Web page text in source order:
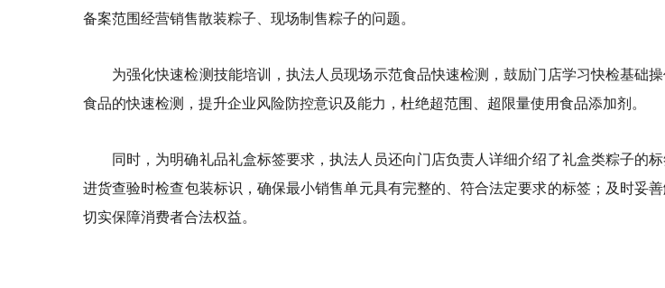
备案范围经营销售散装粽子、现场制售粽子的问题。
为强化快速检测技能培训，执法人员现场示范食品快速检测，鼓励门店学习快检基础
食品的快速检测，提升企业风险防控意识及能力，杜绝超范围、超限量使用食品添加剂。
同时，为明确礼品礼盒标签要求，执法人员还向门店负责人详细介绍了礼盒类粽子的
进货查验时检查包装标识，确保最小销售单元具有完整的、符合法定要求的标签；及时妥
切实保障消费者合法权益。